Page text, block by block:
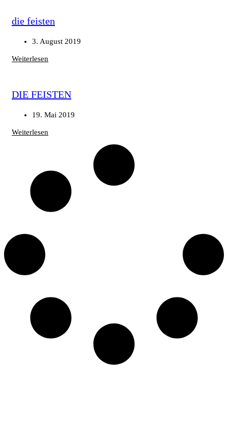
die feisten
3. August 2019
Weiterlesen
DIE FEISTEN
19. Mai 2019
Weiterlesen